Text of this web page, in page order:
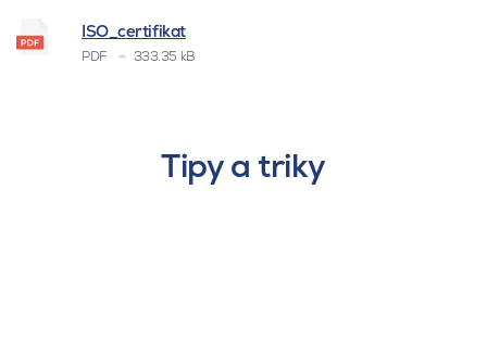
ISO_certifikat
PDF 333.35 kB
Tipy a triky